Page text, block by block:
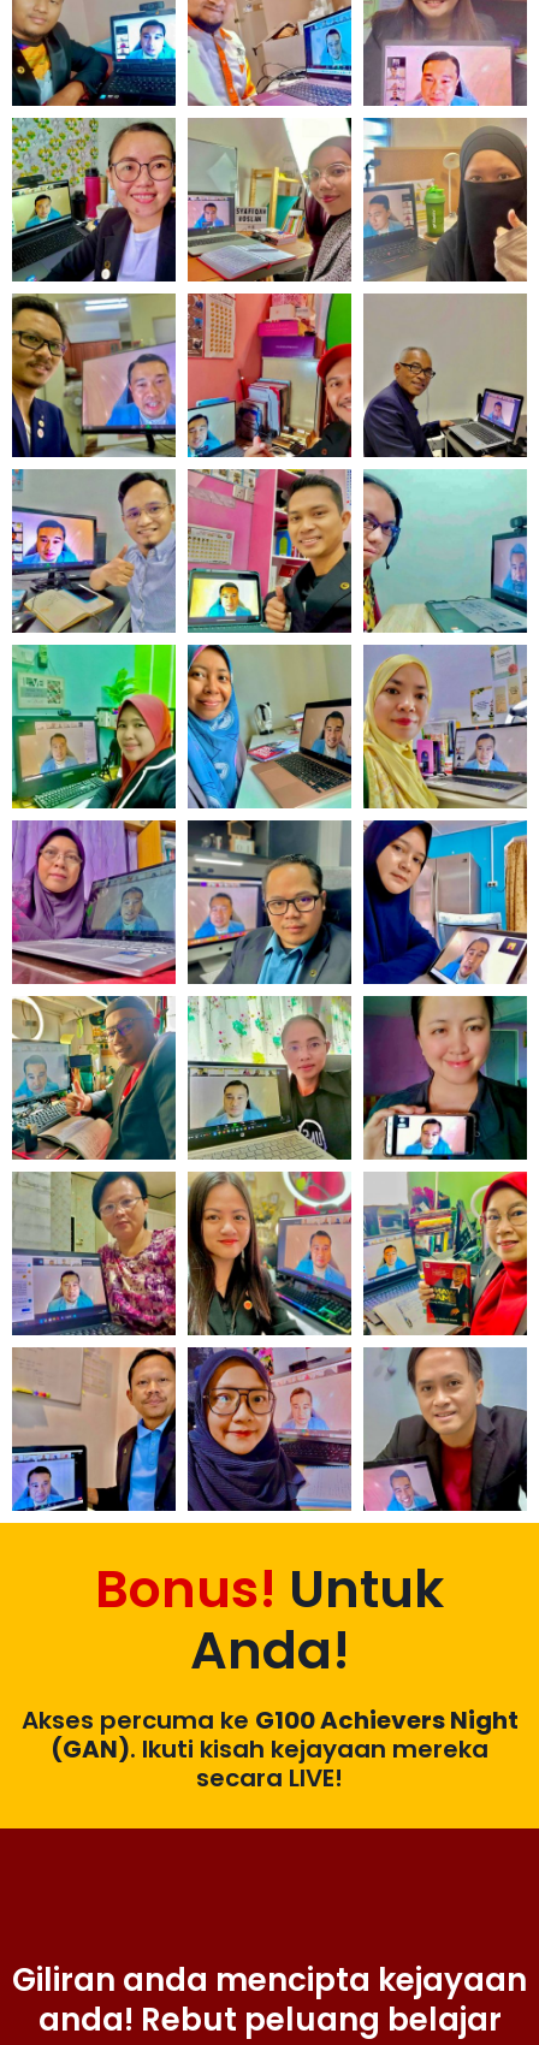
Bonus! Untuk
Anda!
Akses percuma ke G100 Achievers Night
(GAN). Ikuti kisah kejayaan mereka
secara LIVE!
Giliran anda mencipta kejayaan
anda! Rebut peluang belajar